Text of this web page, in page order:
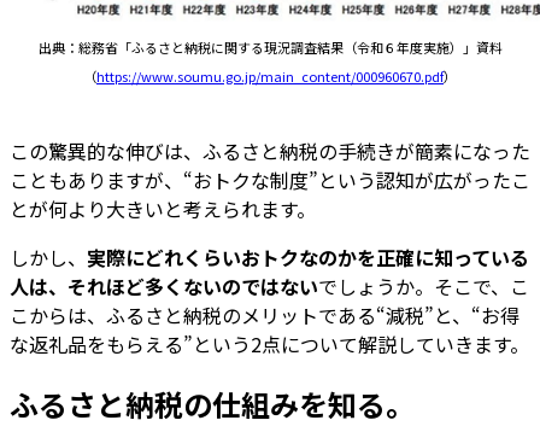
出典：総務省「ふるさと納税に関する現況調査結果（令和６年度実施）」資料
（https://www.soumu.go.jp/main_content/000960670.pdf）
この驚異的な伸びは、ふるさと納税の手続きが簡素になった
こともありますが、“おトクな制度”という認知が広がったこ
とが何より大きいと考えられます。
しかし、 実際にどれくらいおトクなのかを正確に知っている
人は、それほど多くないのではないでしょうか。そこで、こ
こからは、ふるさと納税のメリットである“減税”と、“お得
な返礼品をもらえる”という2点について解説していきます。
ふるさと納税の仕組みを知る。